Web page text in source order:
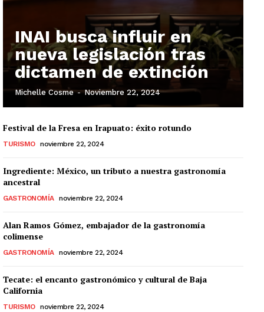
INAI busca influir en
nueva legislación tras
dictamen de extinción
Michelle Cosme - Noviembre 22, 2024
Festival de la Fresa en Irapuato: éxito rotundo
TURISMO noviembre 22, 2024
Ingrediente: México, un tributo a nuestra gastronomía
ancestral
GASTRONOMÍA noviembre 22, 2024
Alan Ramos Gómez, embajador de la gastronomía
colimense
GASTRONOMÍA noviembre 22, 2024
Tecate: el encanto gastronómico y cultural de Baja
California
TURISMO noviembre 22, 2024